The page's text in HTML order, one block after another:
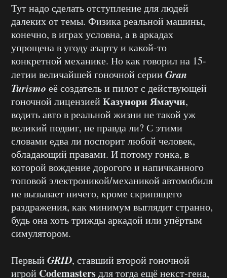
Тут надо сделать отступление для людей
далеких от темы. Физика реальной машины,
конечно, в играх условна, а в аркадах
упрощена в угоду азарту и какой-то
конкретной механике. Но как говорил на 15-
летии величайшей гоночной серии Gran
Turismo её создатель и пилот с действующей
гоночной лицензией Казунори Ямаучи,
водить авто в реальной жизни не такой уж
великий подвиг, не правда ли? С этими
словами едва ли поспорит любой человек,
обладающий правами. И потому гонка, в
которой вождение дорогого и напичканного
топовой электроникой/механикой автомобиля
не вызывает ничего, кроме скрипящего
раздражения, как минимум выглядит странно,
будь она хоть трижды аркадой или упёртым
симулятором.
Первый GRID, ставший второй гоночной
игрой Codemastersдля тогда ещё некст-гена,